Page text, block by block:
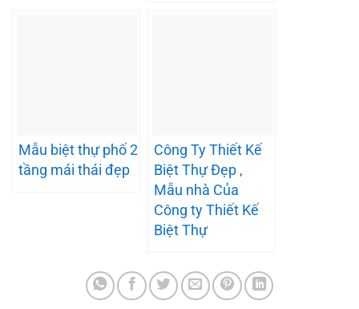
Mẫu biệt thự phố 2
tầng mái thái đẹp
Công Ty Thiết Kế
Biệt Thự Đẹp ,
Mẫu nhà Của
Công ty Thiết Kế
Biệt Thự